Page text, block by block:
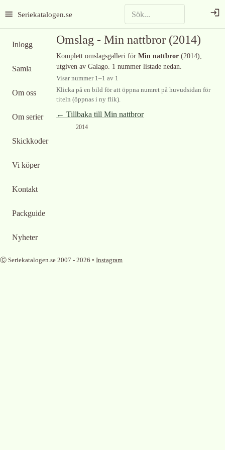
Seriekatalogen.se
Inlogg
Samla
Om oss
Om serier
Skickkoder
Vi köper
Kontakt
Packguide
Nyheter
Omslag - Min nattbror (2014)
Komplett omslagsgalleri för Min nattbror (2014),
utgiven av Galago. 1 nummer listade nedan.
Visar nummer 1–1 av 1
Klicka på en bild för att öppna numret på huvudsidan för
titeln (öppnas i ny flik).
← Tillbaka till Min nattbror
2014
Ⓒ Seriekatalogen.se 2007 - 2026 • Instagram